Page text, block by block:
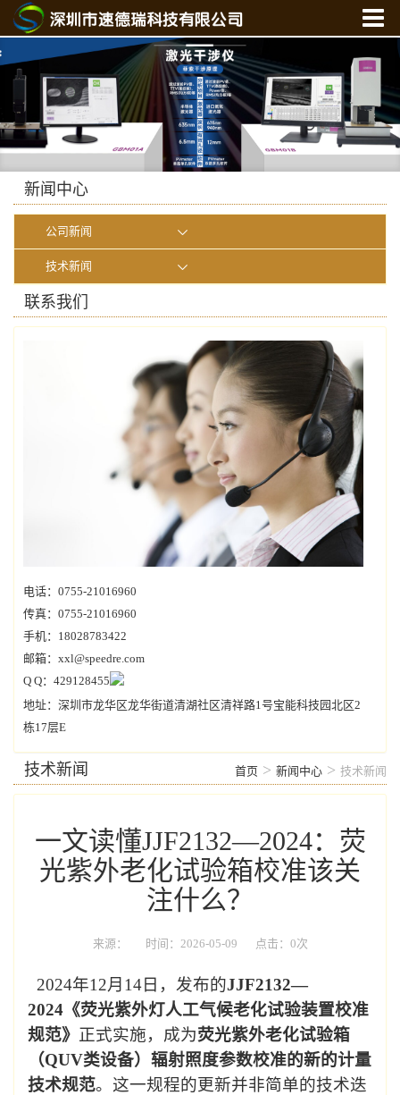
产品中心
新闻中心
新闻中心
公司新闻
技术新闻
联系我们
电话：0755-21016960
传真：0755-21016960
手机：18028783422
邮箱：xxl@speedre.com
Q Q：429128455
地址：深圳市龙华区龙华街道清湖社区清祥路1号宝能科技园北区2
栋17层E
技术新闻 首页 > 新闻中心 > 技术新闻
一文读懂JJF2132—2024：荧
光紫外老化试验箱校准该关
注什么？
来源： 时间：2026-05-09 点击：0次
2024年12月 14日，发布的JJF2132—
2024 《荧光紫外灯人工气候老化试验装置校准
规范》 正式实施，成为荧光紫外老化试验箱
（QUV类设备）辐射照度参数校准的新的计量
技术规范。这一规程的更新并非简单的技术迭